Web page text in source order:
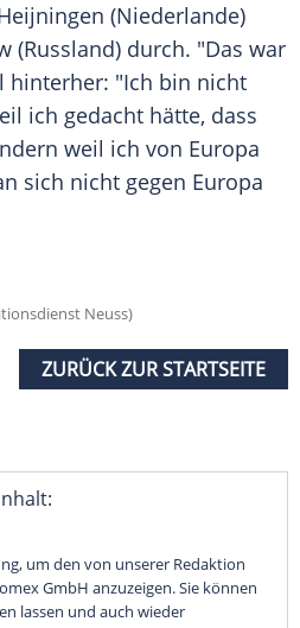
(Niederlande)
(Russland) durch. "Das war
hinterher: "Ich bin nicht
ich gedacht hätte, dass
weil ich von Europa
sich nicht gegen Europa
Neuss)
ZURÜCK ZUR STARTSEITE
um den von unserer Redaktion
GmbH anzuzeigen. Sie können
lassen und auch wieder